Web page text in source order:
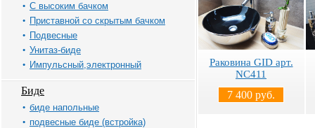
С высоким бачком
Приставной со скрытым бачком
Подвесные
Унитаз-биде
Импульсный,электронный
Биде
биде напольные
подвесные биде (встройка)
Раковина GID арт.
NC411
7 400 руб.